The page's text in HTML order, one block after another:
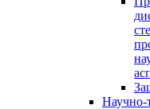
Научно-